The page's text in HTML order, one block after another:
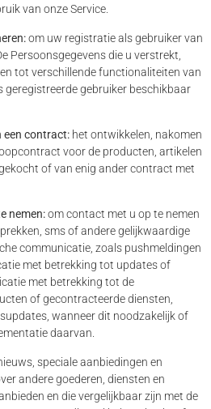
van onze Service.
om uw registratie als gebruiker van
Persoonsgegevens die u verstrekt,
tot verschillende functionaliteiten van
geregistreerde gebruiker beschikbaar
een contract: het ontwikkelen, nakomen
voor de producten, artikelen
of van enig ander contract met
nemen:om contact met u op te nemen
sms of andere gelijkwaardige
communicatie, zoals pushmeldingen
met betrekking tot updates of
met betrekking tot de
of gecontracteerde diensten,
wanneer dit noodzakelijk of
daarvan.
speciale aanbiedingen en
andere goederen, diensten en
en die vergelijkbaar zijn met de